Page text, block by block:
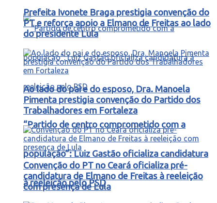
“Partido de centro comprometido com a
população”: Luiz Gastão oficializa candidatura
à reeleição pelo PSD
Prefeita Ivonete Braga prestigia convenção do
PT e reforça apoio a Elmano de Freitas ao lado
do presidente Lula
Ao lado do pai e do esposo, Dra. Manoela
Pimenta prestigia convenção do Partido dos
Trabalhadores em Fortaleza
Convenção do PT no Ceará oficializa pré-
candidatura de Elmano de Freitas à reeleição
com presença de Lula